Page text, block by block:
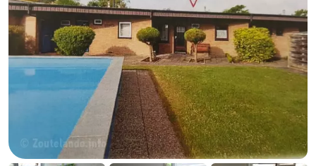
Webcam
Langstraat
Webcam
Strand
Übernachten
Appartements
-